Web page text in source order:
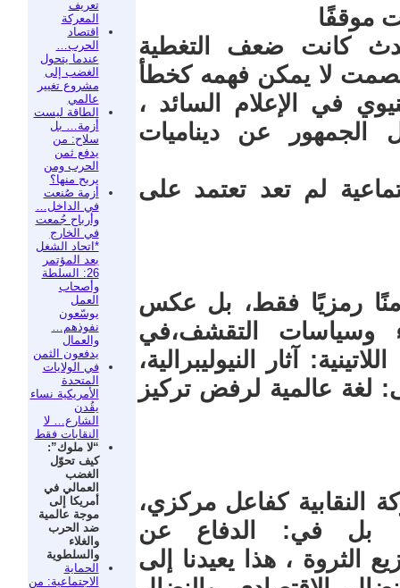
تعريف
المعركة
اقتصاد
الحرب…
عندما يتحول
الغضب إلى
مشروع تغيير
عالمي
الطاقة ليست
أزمة… بل
سلاح: من
يدفع ثمن
الحرب ومن
يربح منها؟
أزمة صُنعت
في الداخل…
وأرباح جُمعت
في الخارج
*اتحاد الشغل
بعد المؤتمر
26: السلطة
وأصحاب
العمل
يوسّعون
نفوذهم…
والعمال
يدفعون الثمن
في الولايات
المتحدة
الأمريكية نساء
يقُدن
الشارع… لا
النقابات فقط
“لا ملوك”:
كيف تحوّل
الغضب
العمالي في
أمريكا إلى
موجة عالمية
ضد الحرب
والغلاء
والسلطوية
الحماية
الاجتماعية: من
موقفًا
كانت ضعف التغطية
الصمت لا يمكن فهمه كخطأ
في الإعلام السائد ،
الجمهور عن ديناميات
لم تعد تعتمد على
رمزيًا فقط، بل عكس
وسياسات التقشف،في
آثار النيوليبرالية،
لغة عالمية لرفض تركيز
النقابية كفاعل مركزي،
بل في: الدفاع عن
الثروة ، هذا يعيدنا إلى